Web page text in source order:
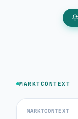
MARKTCONTEXT
MARKTCONTEXT